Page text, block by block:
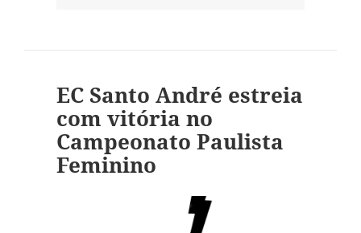
EC Santo André estreia
com vitória no
Campeonato Paulista
Feminino